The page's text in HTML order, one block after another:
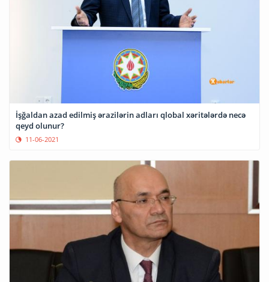
İşğaldan azad edilmiş ərazilərin adları qlobal xəritələrdə necə
qeyd olunur?
11-06-2021